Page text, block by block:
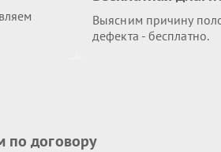
Выясним причину
дефекта - бесплатно.
по договору